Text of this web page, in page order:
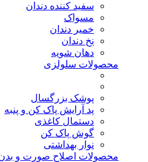
سفید کننده دندان
مسواک
خمیر دندان
نخ دندان
دهان شویه
محصولات سلولزی
پوشک بزرگسال
پد آرایش پاک کن و پنبه
دستمال کاغذی
گوش پاک کن
نوار بهداشتی
محصولات اصلاح صورت و